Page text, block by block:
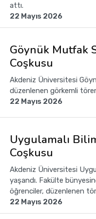
attı.
22 Mayıs 2026
Göynük Mutfak
Coşkusu
Akdeniz Üniversitesi
düzenlenen görkemli
22 Mayıs 2026
Uygulamalı
Coşkusu
Akdeniz Üniversitesi
yaşandı. Fakülte
öğrenciler, düzenlenen
22 Mayıs 2026